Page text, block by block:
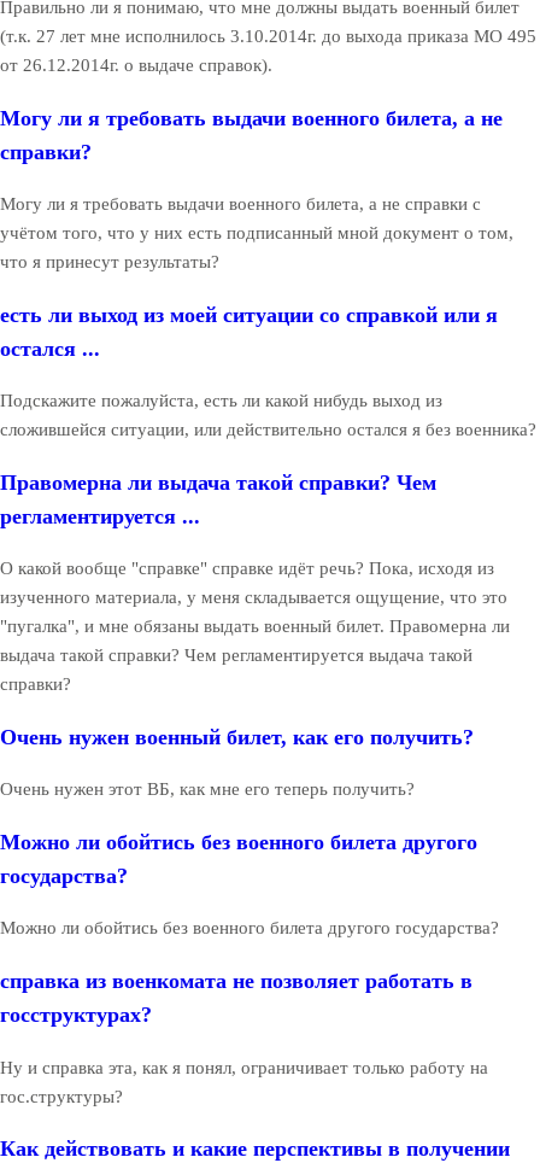
Правильно ли я понимаю, что мне должны выдать военный билет
(т.к. 27 лет мне исполнилось 3.10.2014г. до выхода приказа МО 495
от 26.12.2014г. о выдаче справок).
Могу ли я требовать выдачи военного билета, а не
справки?
Могу ли я требовать выдачи военного билета, а не справки с
учётом того, что у них есть подписанный мной документ о том,
что я принесут результаты?
есть ли выход из моей ситуации со справкой или я
остался ...
Подскажите пожалуйста, есть ли какой нибудь выход из
сложившейся ситуации, или действительно остался я без военника?
Правомерна ли выдача такой справки? Чем
регламентируется ...
О какой вообще "справке" справке идёт речь? Пока, исходя из
изученного материала, у меня складывается ощущение, что это
"пугалка", и мне обязаны выдать военный билет. Правомерна ли
выдача такой справки? Чем регламентируется выдача такой
справки?
Очень нужен военный билет, как его получить?
Очень нужен этот ВБ, как мне его теперь получить?
Можно ли обойтись без военного билета другого
государства?
Можно ли обойтись без военного билета другого государства?
справка из военкомата не позволяет работать в
госструктурах?
Ну и справка эта, как я понял, ограничивает только работу на
гос.структуры?
Как действовать и какие перспективы в получении